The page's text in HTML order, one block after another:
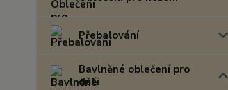
Přebalování
Bavlněné oblečení pro
děti